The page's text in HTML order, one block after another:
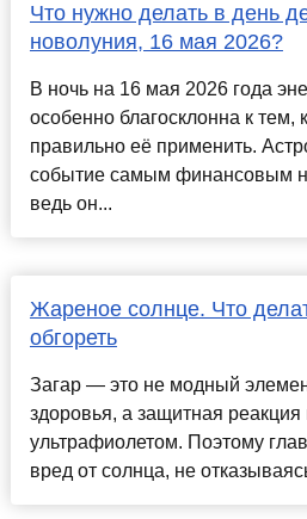
Что нужно делать в день
новолуния, 16 мая 2026?
В ночь на 16 мая 2026 года
особенно благосклонна к тем,
правильно её применить.
событие самым финансовым
ведь он...
Жареное солнце. Что
обгореть
Загар — это не модный
здоровья, а защитная
ультрафиолетом. По­этому
вред от солнца, не